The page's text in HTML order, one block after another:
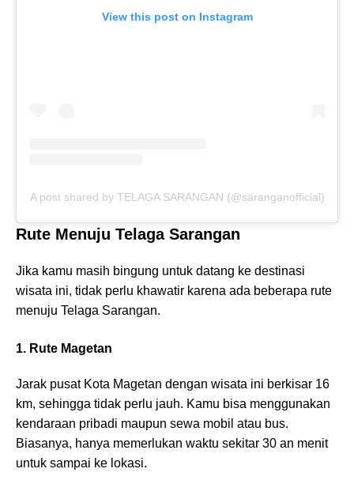
View this post on Instagram
A post shared by TELAGA SARANGAN (@saranganofficial)
Rute Menuju Telaga Sarangan
Jika kamu masih bingung untuk datang ke destinasi
wisata ini, tidak perlu khawatir karena ada beberapa rute
menuju Telaga Sarangan.
1. Rute Magetan
Jarak pusat Kota Magetan dengan wisata ini berkisar 16
km, sehingga tidak perlu jauh. Kamu bisa menggunakan
kendaraan pribadi maupun sewa mobil atau bus.
Biasanya, hanya memerlukan waktu sekitar 30 an menit
untuk sampai ke lokasi.